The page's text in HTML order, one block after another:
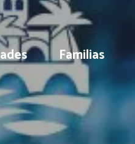
Familias